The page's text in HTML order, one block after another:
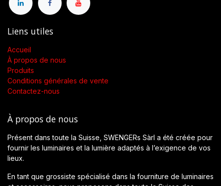
Liens utiles
Accueil
À propos de nous
Produits
Conditions générales de vente
Contactez-nous
À propos de nous
Présent dans toute la Suisse, SWENGERs Sàrl a été créée pour
fournir les luminaires et la lumière adaptés à l’exigence de vos
lieux.
En tant que grossiste spécialisé dans la fourniture de luminaires